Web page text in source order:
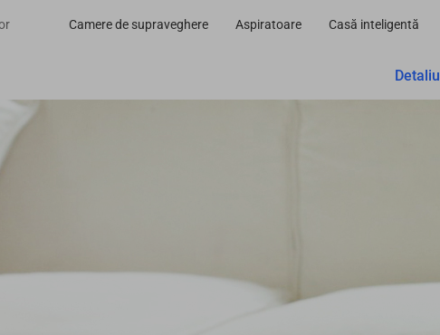
Camere de supraveghere Aspiratoare Casă inteligentă
Detaliu